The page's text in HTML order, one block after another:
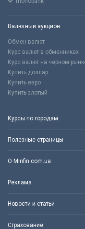
Валютный аукцион
Обмен валют
Курс валют в обменниках
Курс валют на черном
Купить доллар
Купить евро
Купить злотый
Курсы по городам
Полезные страницы
О Minfin.com.ua
Реклама
Новости и статьи
Страхование